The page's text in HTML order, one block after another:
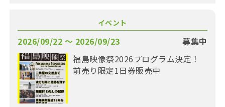
イベント
2026/09/22 〜 2026/09/23
募集中
福島映像祭2026プログラム決定！
前売り限定1日券販売中